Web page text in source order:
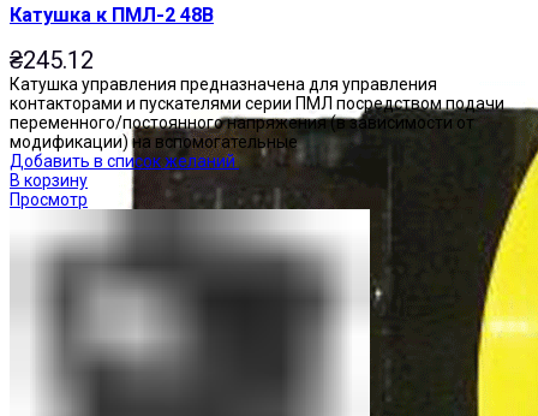
Катушка к ПМЛ-2 48В
₴245.12
Катушка управления предназначена для управления
контакторами и пускателями серии ПМЛ посредством подачи
переменного/постоянного напряжения (в зависимости от
модификации) на вспомогательные
Добавить в список желаний
В корзину
Просмотр